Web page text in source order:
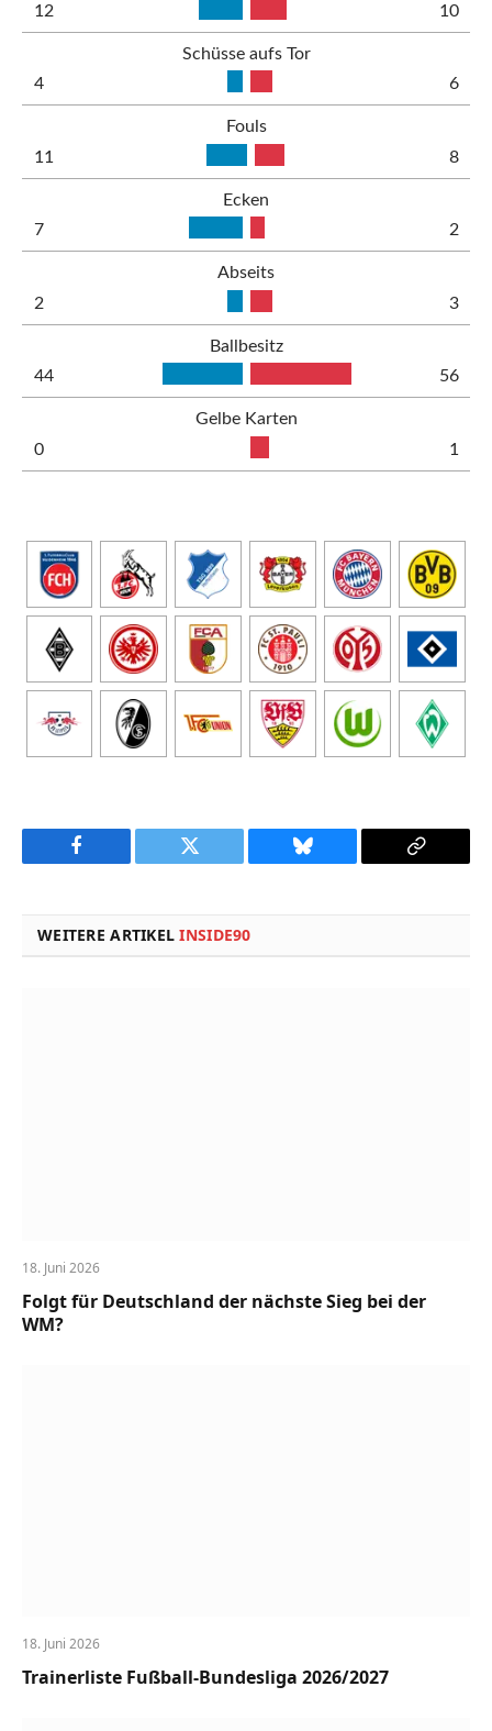
12
10
Schüsse aufs Tor
4
6
Fouls
11
8
Ecken
7
2
Abseits
2
3
Ballbesitz
44
56
Gelbe Karten
0
1
Facebook Twitter Bluesky
Copy
WEITERE ARTIKELINSIDE90
18. Juni 2026
Folgt für Deutschland der nächste Sieg bei der
WM?
18. Juni 2026
Trainerliste Fußball-Bundesliga 2026/2027